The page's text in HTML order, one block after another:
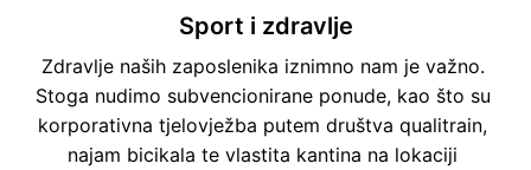
Sport i zdravlje
Zdravlje naših zaposlenika iznimno nam je važno.
Stoga nudimo subvencionirane ponude, kao što su
korporativna tjelovježba putem društva qualitrain,
najam bicikala te vlastita kantina na lokaciji